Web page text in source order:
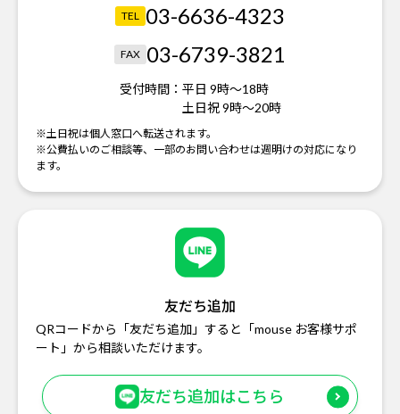
TEL 03-6636-4323
FAX 03-6739-3821
受付時間： 平日 9時～18時
土日祝 9時～20時
※土日祝は個人窓口へ転送されます。
※公費払いのご相談等、一部のお問い合わせは週明けの対応になり
ます。
友だち追加
QRコードから「友だち追加」すると「mouse お客様サポ
ート」から相談いただけます。
友だち追加はこちら